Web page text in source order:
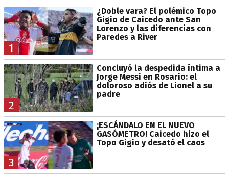
1
¿Doble vara? El polémico Topo
Gigio de Caicedo ante San
Lorenzo y las diferencias con
Paredes a River
2
Concluyó la despedida íntima a
Jorge Messi en Rosario: el
doloroso adiós de Lionel a su
padre
3
¡ESCÁNDALO EN EL NUEVO
GASÓMETRO! Caicedo hizo el
Topo Gigio y desató el caos